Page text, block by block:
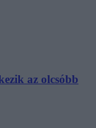
az olcsóbb